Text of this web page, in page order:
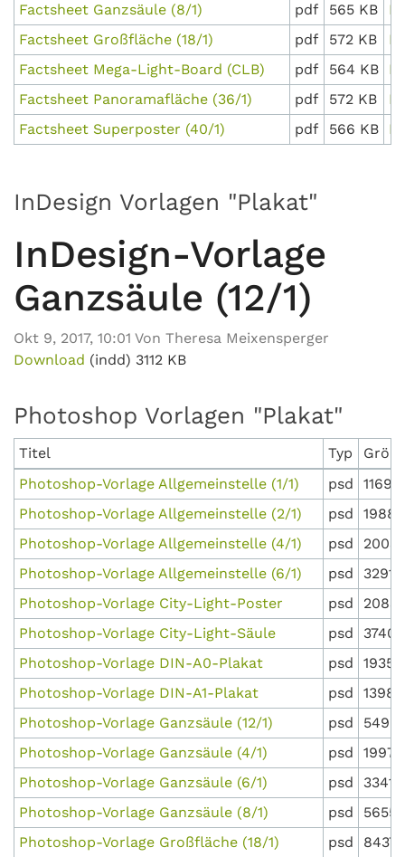
Factsheet Ganzsäule (8/1)
pdf 565 KB
Factsheet Großfläche (18/1)
pdf 572 KB
Factsheet Mega-Light-Board (CLB)
pdf 564 KB
Factsheet Panoramafläche (36/1)
pdf 572 KB
Factsheet Superposter (40/1)
pdf 566 KB
InDesign Vorlagen "Plakat"
InDesign-Vorlage
Ganzsäule (12/1)
Okt 9, 2017, 10:01 Von Theresa Meixensperger
Download (indd) 3112 KB
Photoshop Vorlagen "Plakat"
Titel Typ
Photoshop-Vorlage Allgemeinstelle (1/1)
psd
11691
Photoshop-Vorlage Allgemeinstelle (2/1)
psd
Photoshop-Vorlage Allgemeinstelle (4/1)
psd
2003
Photoshop-Vorlage Allgemeinstelle (6/1)
psd
3291
Photoshop-Vorlage City-Light-Poster
psd
Photoshop-Vorlage City-Light-Säule
psd
Photoshop-Vorlage DIN-A0-Plakat
psd
Photoshop-Vorlage DIN-A1-Plakat
psd
Photoshop-Vorlage Ganzsäule (12/1)
psd
5490
Photoshop-Vorlage Ganzsäule (4/1)
psd
1997
Photoshop-Vorlage Ganzsäule (6/1)
psd
3341
Photoshop-Vorlage Ganzsäule (8/1)
psd
5655
Photoshop-Vorlage Großfläche (18/1)
psd
8437